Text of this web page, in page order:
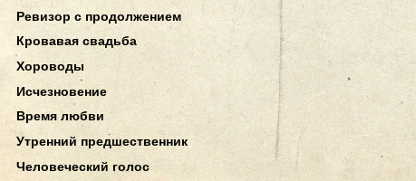
Ревизор с продолжением
Кровавая свадьба
Хороводы
Исчезновение
Время любви
Утренний предшественник
Человеческий голос